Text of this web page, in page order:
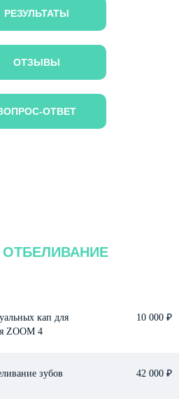
ОТЗЫВЫ
РЕЗУЛЬТАТЫ
ОТВЕТ
кап для
ZOOM 4
10 000 ₽
зубов
42 000 ₽